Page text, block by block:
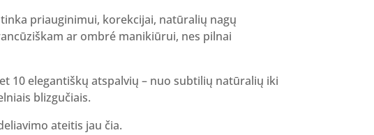
tinka priauginimui, korekcijai, natūralių nagų
ar ombré manikiūrui, nes pilnai
10 elegantiškų atspalvių – nuo subtilių natūralių iki
blizgučiais.
ateitis jau čia.